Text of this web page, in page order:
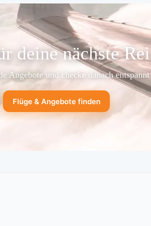
deine nächste
Angebote und checke danach
Flüge & Angebote finden